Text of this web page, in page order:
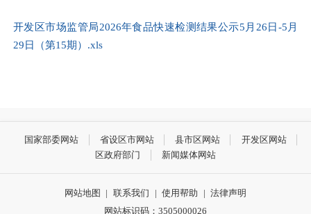
开发区市场监管局2026年食品快速检测结果公示5月26日-5月
29日（第15期）.xls
国家部委网站 省设区市网站 县市区网站
开发区网站
区政府部门
新闻媒体网站
网站地图 | 联系我们 | 使用帮助 | 法律声明
网站标识码：3505000026